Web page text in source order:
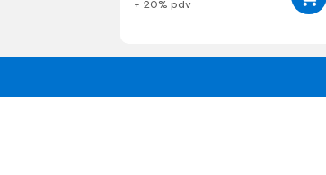
+ 20% pdv